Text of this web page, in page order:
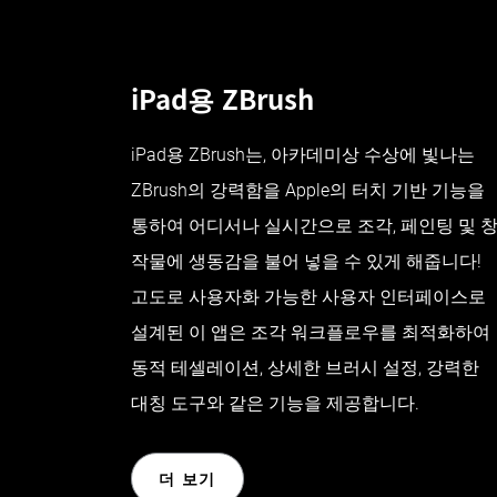
iPad용 ZBrush
iPad용 ZBrush는, 아카데미상 수상에 빛나는
ZBrush의 강력함을 Apple의 터치 기반 기능을
통하여 어디서나 실시간으로 조각, 페인팅 및 창
작물에 생동감을 불어 넣을 수 있게 해줍니다!
고도로 사용자화 가능한 사용자 인터페이스로
설계된 이 앱은 조각 워크플로우를 최적화하여
동적 테셀레이션, 상세한 브러시 설정, 강력한
대칭 도구와 같은 기능을 제공합니다.
더 보기